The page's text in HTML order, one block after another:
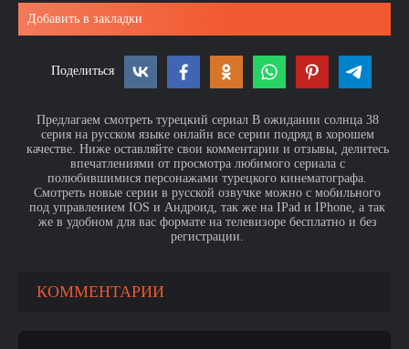
Добавить в закладки
Поделиться
Предлагаем смотреть турецкий сериал В ожидании солнца 38
серия на русском языке онлайн все серии подряд в хорошем
качестве. Ниже оставляйте свои комментарии и отзывы, делитесь
впечатлениями от просмотра любимого сериала с
полюбившимися персонажами турецкого кинематографа.
Смотреть новые серии в русской озвучке можно с мобильного
под управлением IOS и Андроид, так же на IPad и IPhone, а так
же в удобном для вас формате на телевизоре бесплатно и без
регистрации.
КОММЕНТАРИИ